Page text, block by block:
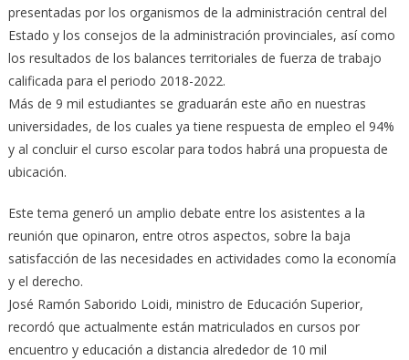
presentadas por los organismos de la administración central del
Estado y los consejos de la administración provinciales, así como
los resultados de los balances territoriales de fuerza de trabajo
calificada para el periodo 2018-2022.
Más de 9 mil estudiantes se graduarán este año en nuestras
universidades, de los cuales ya tiene respuesta de empleo el 94%
y al concluir el curso escolar para todos habrá una propuesta de
ubicación.
Este tema generó un amplio debate entre los asistentes a la
reunión que opinaron, entre otros aspectos, sobre la baja
satisfacción de las necesidades en actividades como la economía
y el derecho.
José Ramón Saborido Loidi, ministro de Educación Superior,
recordó que actualmente están matriculados en cursos por
encuentro y educación a distancia alrededor de 10 mil